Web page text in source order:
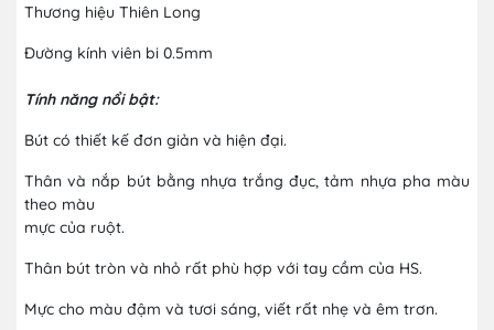
Thương hiệu Thiên Long
Đường kính viên bi 0.5mm
Tính năng nổi bật:
Bút có thiết kế đơn giản và hiện đại.
Thân và nắp bút bằng nhựa trắng đục, tảm nhựa pha màu
theo màu
mực của ruột.
Thân bút tròn và nhỏ rất phù hợp với tay cầm của HS.
Mực cho màu đậm và tươi sáng, viết rất nhẹ và êm trơn.